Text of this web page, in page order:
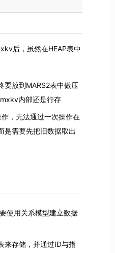
后，虽然在HEAP表中
要放到MARS2表中做压
内部还是行存
，无法通过一次操作在
是需要先把旧数据取出
使用关系模型建立数据
来存储，并通过ID与指